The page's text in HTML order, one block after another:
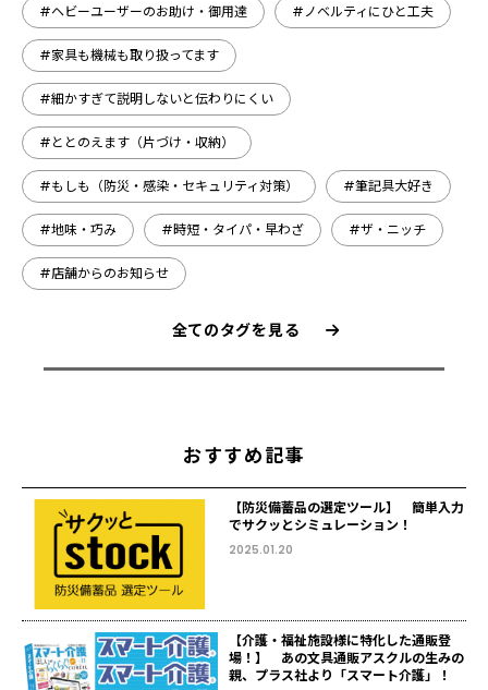
#ヘビーユーザーのお助け・御用達 #ノベルティにひと工夫
#家具も機械も取り扱ってます
#細かすぎて説明しないと伝わりにくい
#ととのえます（片づけ・収納）
#もしも（防災・感染・セキュリティ対策） #筆記具大好き
#地味・巧み #時短・タイパ・早わざ #ザ・ニッチ
#店舗からのお知らせ
全てのタグを見る
おすすめ記事
【防災備蓄品の選定ツール】 簡単入力
でサクッとシミュレーション！
2025.01.20
【介護・福祉施設様に特化した通販登
場！】 あの文具通販アスクルの生みの
親、プラス社より「スマート介護」！